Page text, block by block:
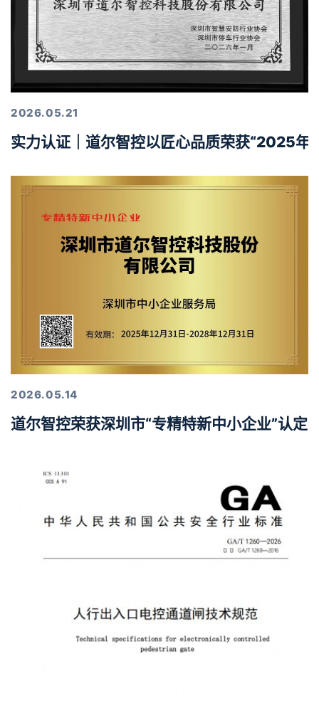
2026.05.21
实力认证｜道尔智控以匠心品质荣获“2025年
2026.05.14
道尔智控荣获深圳市“专精特新中小企业”认定